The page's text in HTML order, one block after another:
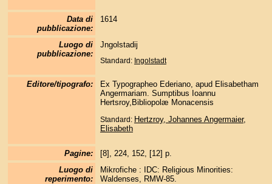
Data di
pubblicazione:
1614
Luogo di
pubblicazione:
Jngolstadij
Standard: Ingolstadt
Editore/tipografo:
Ex Typographeo Ederiano, apud Elisabetham
Angermariam. Sumptibus Ioannu
Hertsroy,Bibliopolæ Monacensis
Standard: Hertzroy, Johannes Angermaier,
Elisabeth
Pagine:
[8], 224, 152, [12] p.
Luogo di
reperimento:
Mikrofiche : IDC: Religious Minorities:
Waldenses, RMW-85.